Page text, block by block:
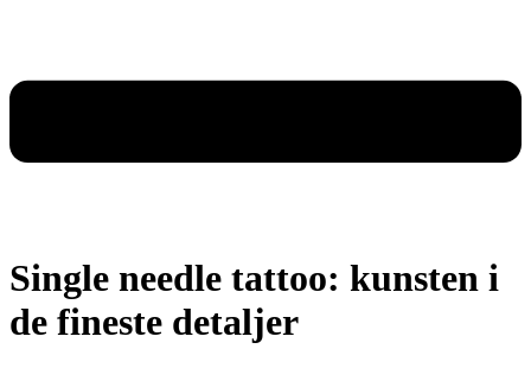
Single needle tattoo: kunsten i
de fineste detaljer